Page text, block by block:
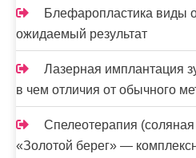
с
е
й
Блефаропластика виды
ожидаемый результат
Лазерная имплантация
в чем отличия от обычного
Спелеотерапия
«Золотой берег» —